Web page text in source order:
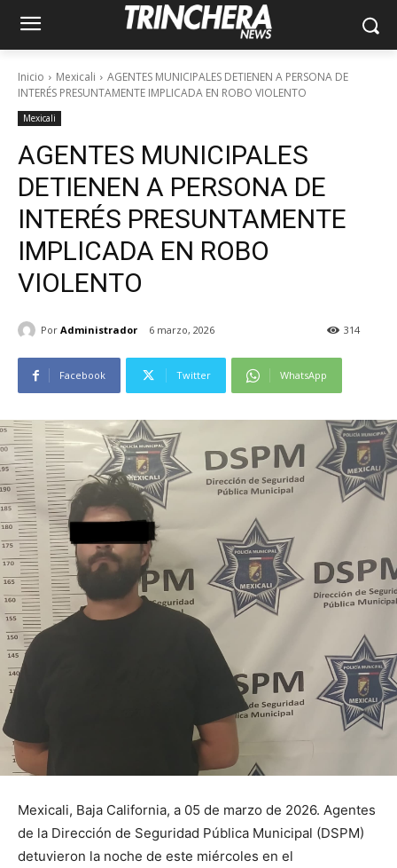
Inicio Mexicali
AGENTES MUNICIPALES DETIENEN A PERSONA DE
INTERÉS PRESUNTAMENTE IMPLICADA EN ROBO VIOLENTO
Mexicali
AGENTES MUNICIPALES
DETIENEN A PERSONA DE
INTERÉS PRESUNTAMENTE
IMPLICADA EN ROBO
VIOLENTO
Por Administrador 6 marzo, 2026 314
Facebook Twitter WhatsApp
Mexicali, Baja California, a 05 de marzo de 2026. Agentes
de la Dirección de Seguridad Pública Municipal (DSPM)
detuvieron la noche de este miércoles en el